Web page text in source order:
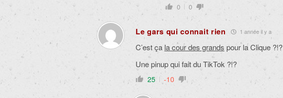
0 0
Le gars qui connait rien 1 année il y a
C’est ça la cour des grands pour la Clique ?!?
Une pinup qui fait du TikTok ?!?
25 -10